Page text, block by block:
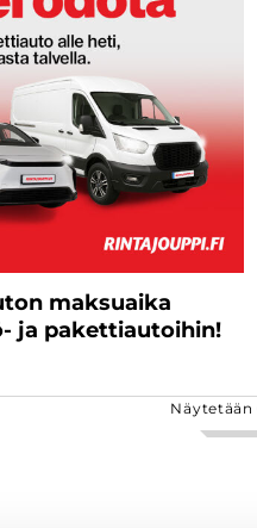
maksuaika
ja pakettiautoihin!
Näytetään